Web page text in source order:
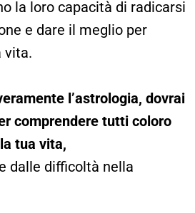
la loro capacità di radicarsi
e dare il meglio per
vita.
l’astrologia, dovrai
comprendere tutti coloro
tua vita,
dalle difficoltà nella